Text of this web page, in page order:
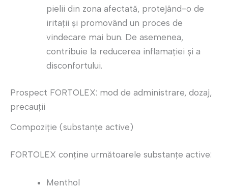
pielii din zona afectată, protejând-o de
iritații și promovând un proces de
vindecare mai bun. De asemenea,
contribuie la reducerea inflamației și a
disconfortului.
Prospect FORTOLEX: mod de administrare, dozaj,
precauții
Compoziție (substanțe active)
FORTOLEX conține următoarele substanțe active:
Menthol